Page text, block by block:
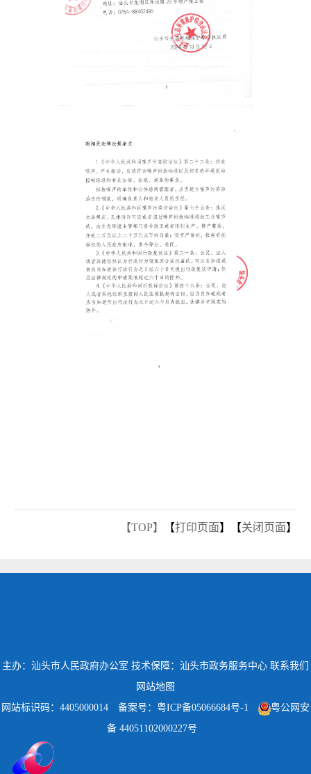
【TOP】 【打印页面】【关闭页面】
主办：汕头市人民政府办公室 技术保障：汕头市政务服务中心 联系我们
网站地图
网站标识码：4405000014
备案号：粤ICP备05066684号-1
粤公网安
备 44051102000227号